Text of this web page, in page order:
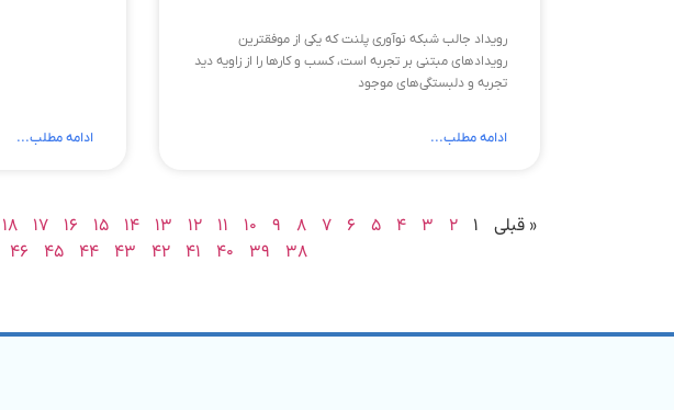
رویداد جالب شبکه نوآوری پلنت که یکی از موفقترین
رویدادهای مبتنی بر تجربه است، کسب و کارها را از زاویه دید
تجربه و دلبستگی‌های موجود
ادامه مطلب... ادامه مطلب...
« قبلی ۱ ۲ ۳ ۴ ۵ ۶ ۷ ۸ ۹ ۱۰ ۱۱ ۱۲ ۱۳ ۱۴ ۱۵ ۱۶ ۱۷ ۱۸
۳۸
۳۹ ۴۰ ۴۱ ۴۲ ۴۳ ۴۴ ۴۵ ۴۶